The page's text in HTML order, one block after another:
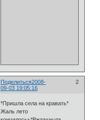
Поделиться 2
2008-
09-03 19:05:16
*Пришла села на кравать*
Жаль лето